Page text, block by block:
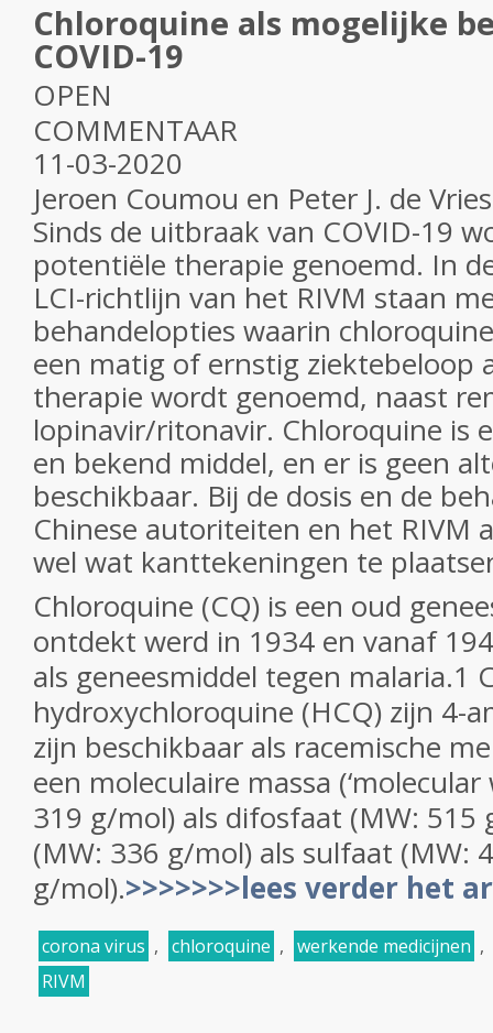
Chloroquine als mogelijke
COVID-19
OPEN
COMMENTAAR
11-03-2020
Jeroen Coumou en Peter J. de Vries
Sinds de uitbraak van COVID-19
potentiële therapie genoemd. In
LCI-richtlijn van het RIVM staan
behandelopties waarin
een matig of ernstig ziektebeloop
therapie wordt genoemd, naast
lopinavir/ritonavir. Chloroquine is
en bekend middel, en er is geen
beschikbaar. Bij de dosis en de
Chinese autoriteiten en het RIVM
wel wat kanttekeningen te
Chloroquine (CQ) is een oud
ontdekt werd in 1934 en vanaf
als geneesmiddel tegen malaria.1
hydroxychloroquine (HCQ) zijn 4-
zijn beschikbaar als racemische
een moleculaire massa (‘molecular
319 g/mol) als difosfaat (MW: 515
(MW: 336 g/mol) als sulfaat (MW:
g/mol).>>>>>>>lees verder het
corona virus , chloroquine , werkende medicijnen ,
RIVM